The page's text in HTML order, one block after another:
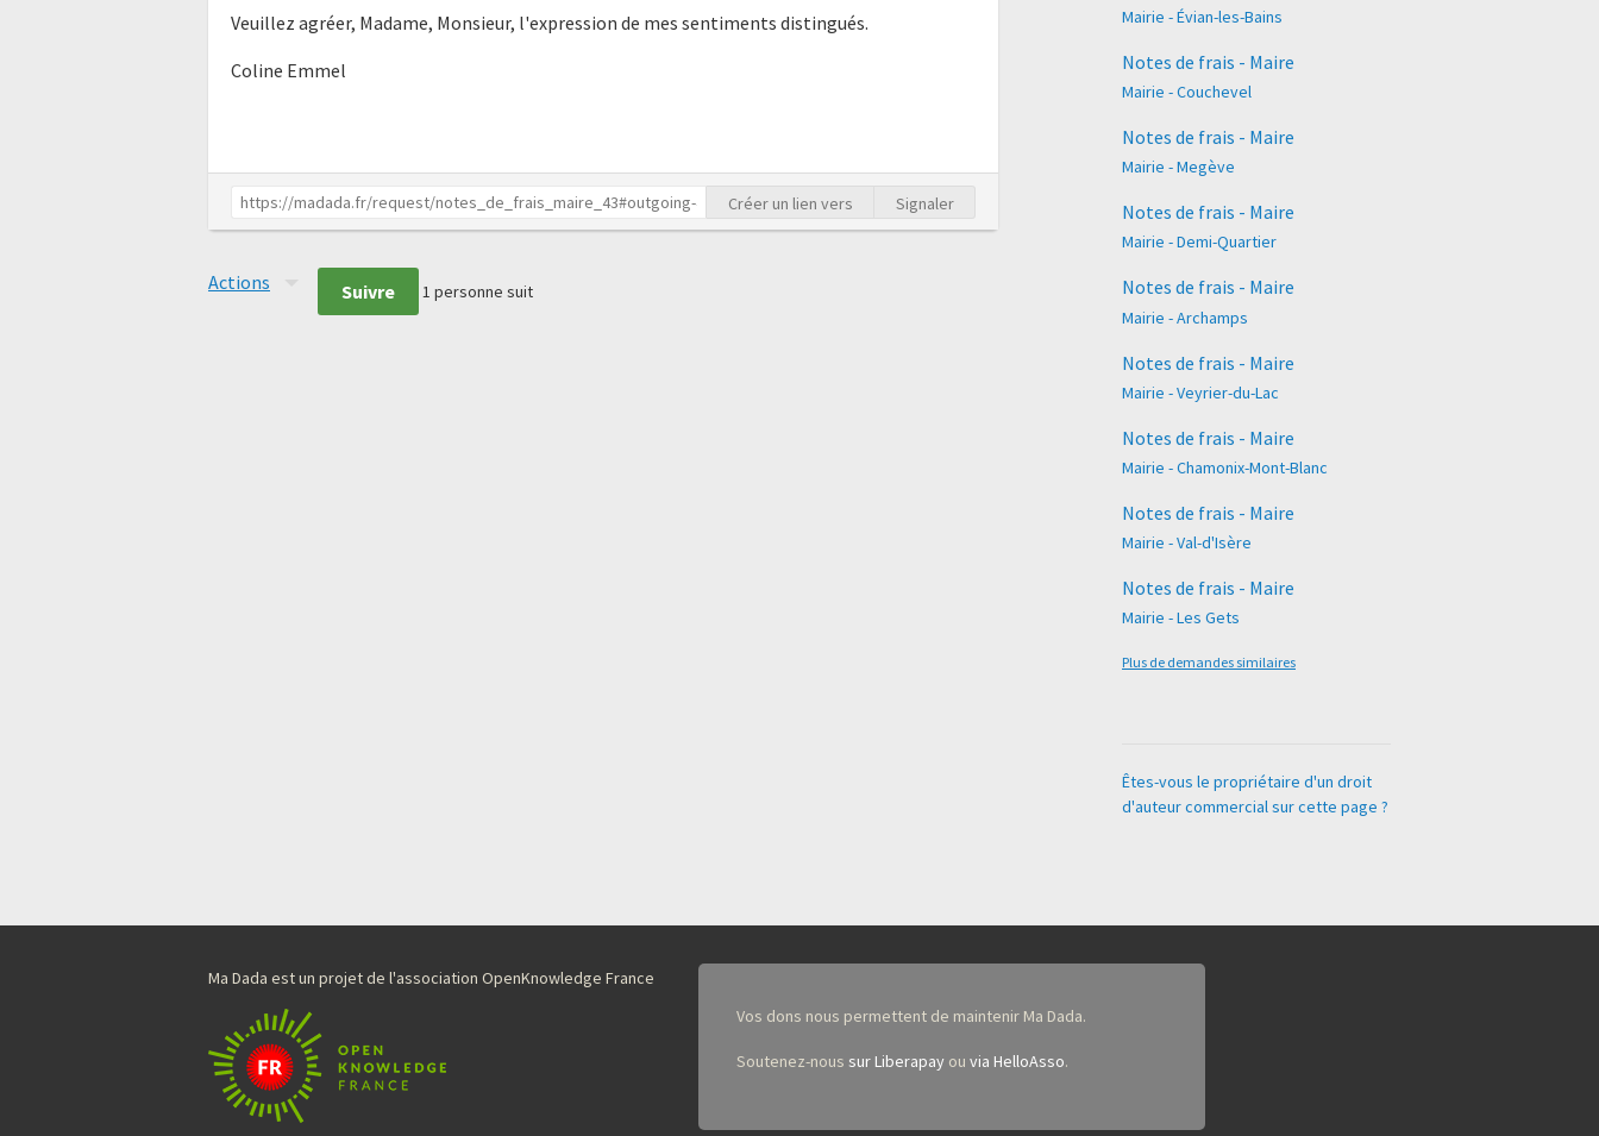
Veuillez agréer, Madame, Monsieur, l'expression de mes sentiments distingués.
Coline Emmel
Créer un lien vers Signaler
Actions Suivre 1 personne suit
Mairie - Évian-les-Bains
Notes de frais - Maire
Mairie - Couchevel
Notes de frais - Maire
Mairie - Megève
Notes de frais - Maire
Mairie - Demi-Quartier
Notes de frais - Maire
Mairie - Archamps
Notes de frais - Maire
Mairie - Veyrier-du-Lac
Notes de frais - Maire
Mairie - Chamonix-Mont-Blanc
Notes de frais - Maire
Mairie - Val-d'Isère
Notes de frais - Maire
Mairie - Les Gets
Plus de demandes similaires
Êtes-vous le propriétaire d'un droit
d'auteur commercial sur cette page ?
Ma Dada est un projet de l'association OpenKnowledge France
Vos dons nous permettent de maintenir Ma Dada.
Soutenez-nous sur Liberapayou via HelloAsso.